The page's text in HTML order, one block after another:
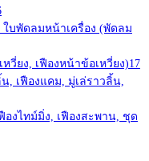
บพัดลมหน้าเครื่อง (พัดลม
หวี่ยง, เฟืองหน้าข้อเหวี่ยง)17
, เฟืองแคม, มู่เล่ราวลิ้น,
องไทม์มิ่ง, เฟืองสะพาน, ชุด